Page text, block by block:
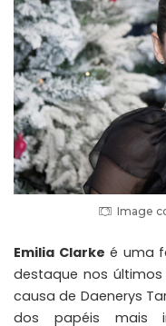
Image
Emilia Clarke é uma
destaque nos
causa de Daenerys
dos papéis mais